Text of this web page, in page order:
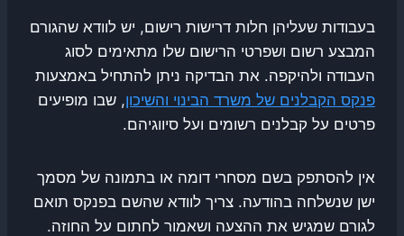
בעבודות שעליהן חלות דרישות רישום, יש לוודא שהגורם
המבצע רשום ושפרטי הרישום שלו מתאימים לסוג
העבודה ולהיקפה. את הבדיקה ניתן להתחיל באמצעות
פנקס הקבלנים של משרד הבינוי והשיכון, שבו מופיעים
פרטים על קבלנים רשומים ועל סיווגיהם.
אין להסתפק בשם מסחרי דומה או בתמונה של מסמך
ישן שנשלחה בהודעה. צריך לוודא שהשם בפנקס תואם
לגורם שמגיש את ההצעה ושאמור לחתום על החוזה.